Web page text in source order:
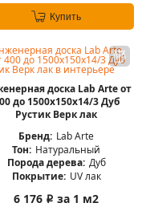
Купить
доска Lab Arte от
до 1500х150х14/3 Дуб
Рустик Верк лак
Бренд: Lab Arte
Тон: Натуральный
Порода дерева: Дуб
Покрытие: UV лак
6 176 i за 1 м2